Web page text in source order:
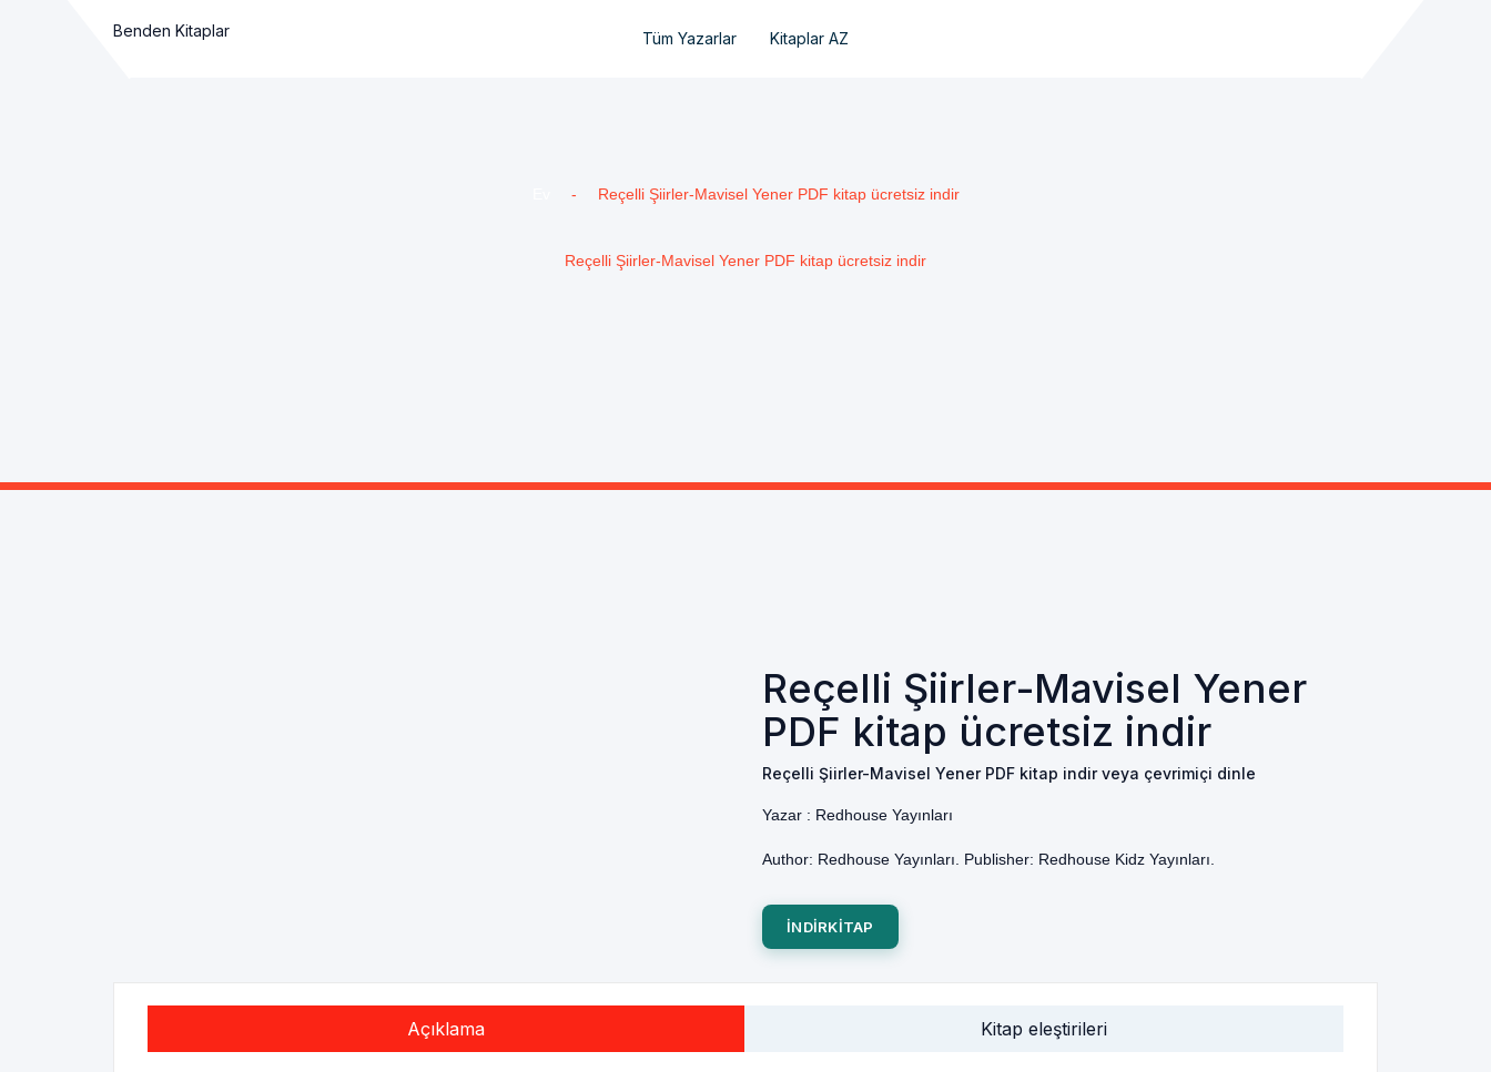
Benden Kitaplar Tüm Yazarlar Kitaplar AZ
- Reçelli Şiirler-Mavisel Yener PDF kitap ücretsiz indir
Reçelli Şiirler-Mavisel Yener PDF kitap ücretsiz indir
Reçelli Şiirler-Mavisel Yener
PDF kitap ücretsiz indir
Reçelli Şiirler-Mavisel Yener PDF kitap indir veya çevrimiçi dinle
Yazar : Redhouse Yayınları
Author: Redhouse Yayınları. Publisher: Redhouse Kidz Yayınları.
INDIRKITAP
Açıklama Kitap eleştirileri